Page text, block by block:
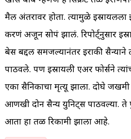
मैल अंतरावर होता. त्यामुळे इस्रायलला
करणं अजून सोपं झालं. रिपोर्ट्नुसार
बेस बद्दल समजल्यानंतर इराकी
पाठवले. पण इस्रायली एअर फोर्सने
एका सैनिकाचा मृत्यू झाला. दोघे
आणखी दोन सैन्य युनिट्स पाठवल्या.
आता हा तळ रिकामी झाला आहे.